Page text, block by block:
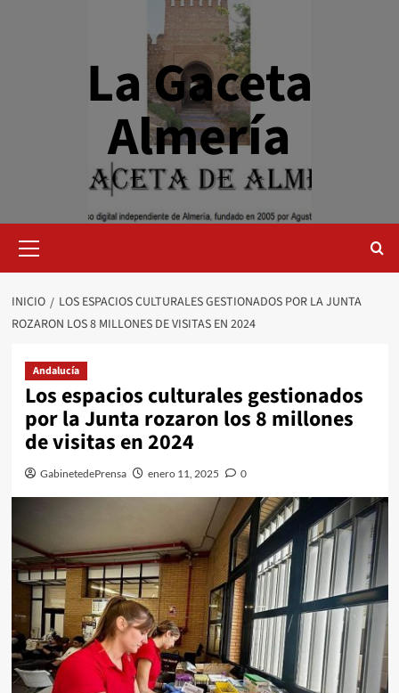
La Gaceta
Almería
primario
INICIO
LOS ESPACIOS CULTURALES GESTIONADOS POR LA JUNTA
ROZARON LOS 8 MILLONES DE VISITAS EN 2024
Andalucía
Los espacios culturales gestionados
por la Junta rozaron los 8 millones
de visitas en 2024
GabinetedePrensa enero 11, 2025 0